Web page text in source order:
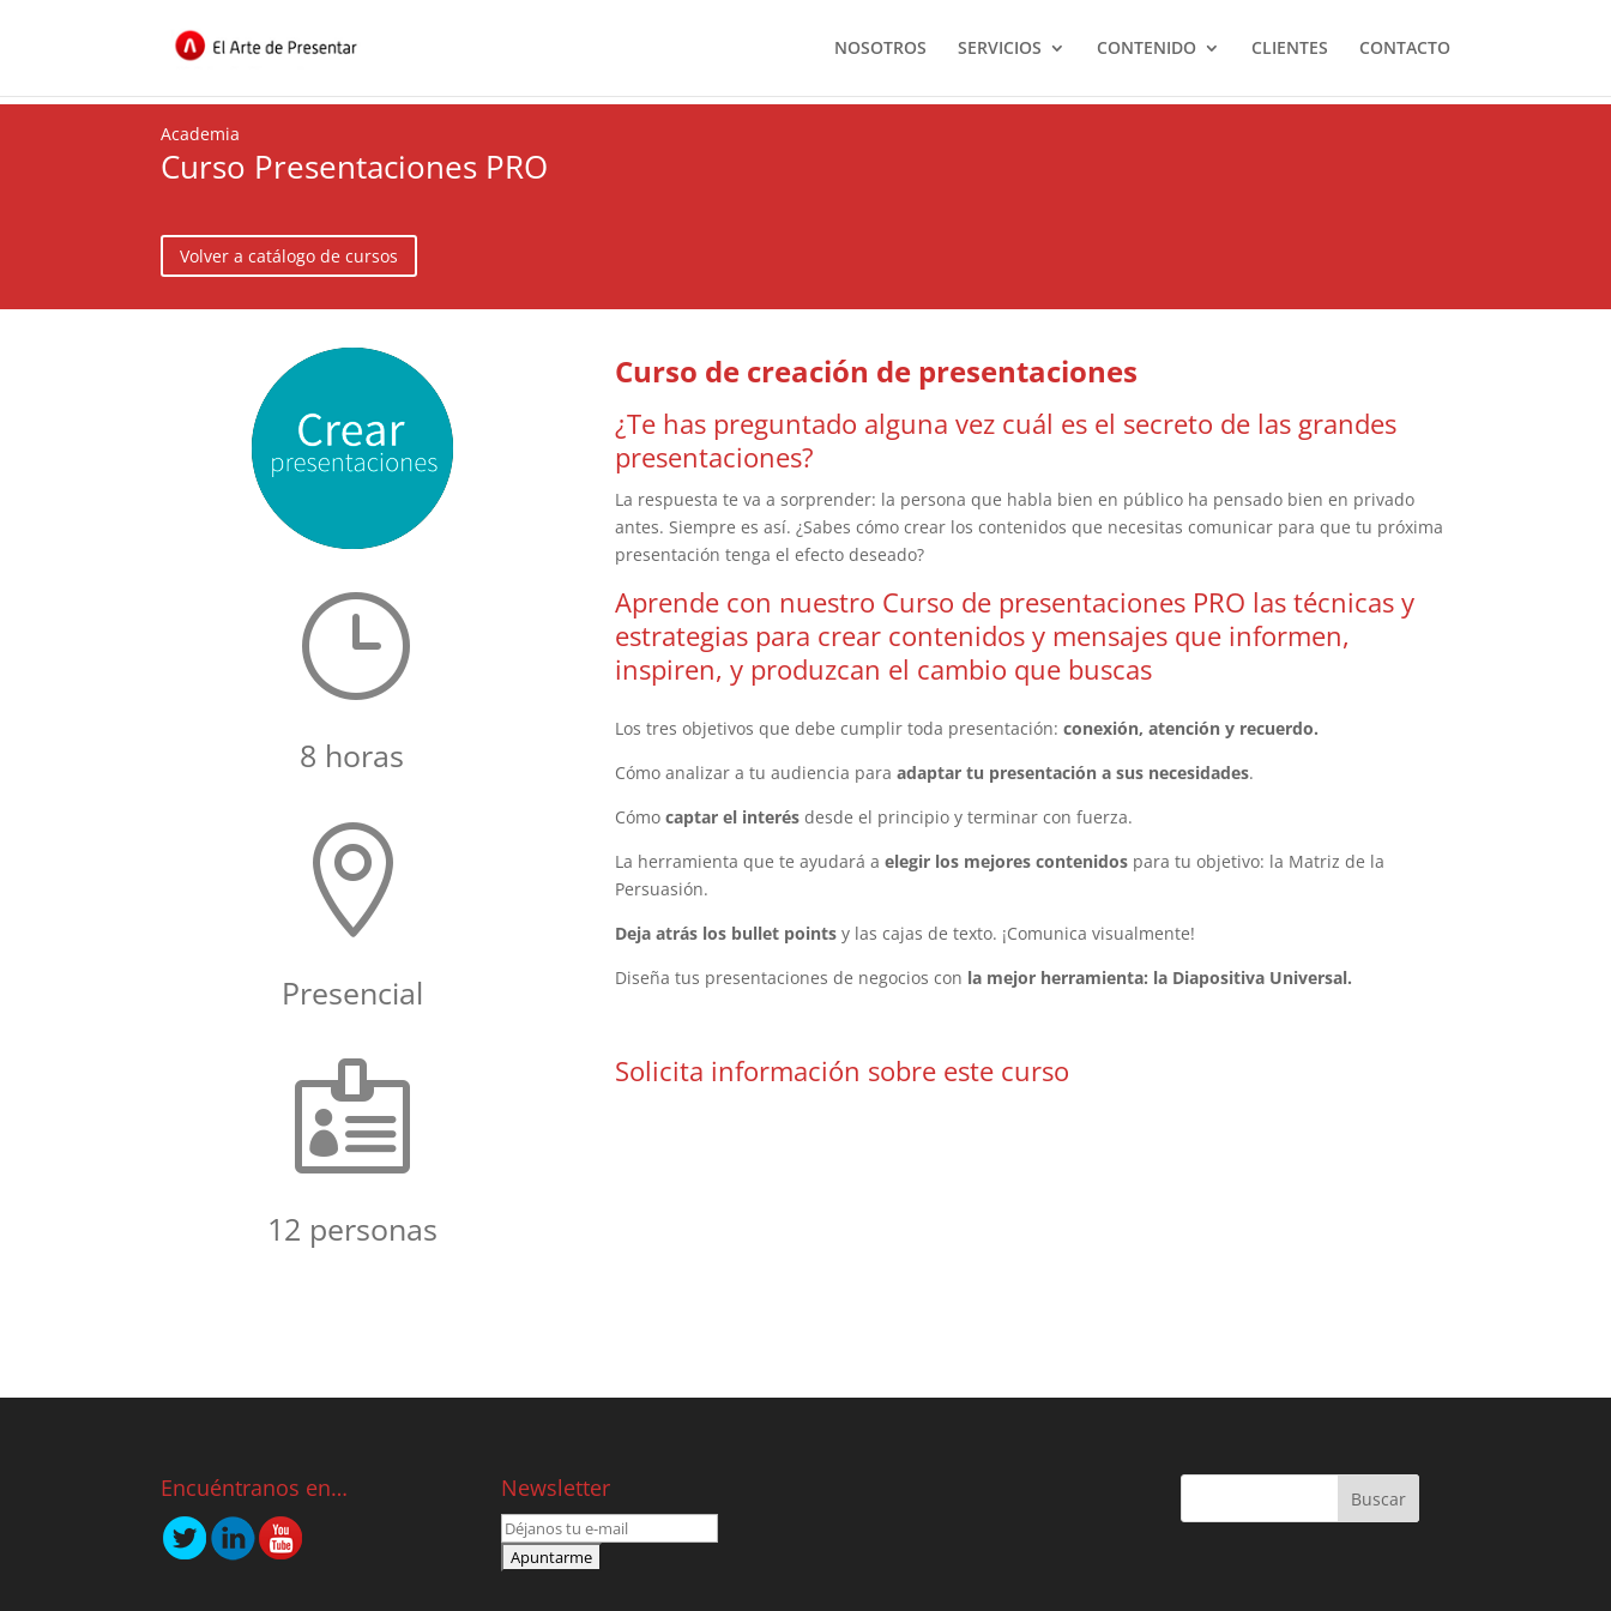
NOSOTROS SERVICIOS CONTENIDO CLIENTES CONTACTO
Academia
Curso Presentaciones PRO
Volver a catálogo de cursos
}
8 horas

Presencial

12 personas
Curso de creación de presentaciones
¿Te has preguntado alguna vez cuál es el secreto de las grandes
presentaciones?
La respuesta te va a sorprender: la persona que habla bien en público ha pensado bien en privado
antes. Siempre es así. ¿Sabes cómo crear los contenidos que necesitas comunicar para que tu próxima
presentación tenga el efecto deseado?
Aprende con nuestro Curso de presentaciones PRO las técnicas y
estrategias para crear contenidos y mensajes que informen,
inspiren, y produzcan el cambio que buscas
Los tres objetivos que debe cumplir toda presentación: conexión, atención y recuerdo.
Cómo analizar a tu audiencia para adaptar tu presentación a sus necesidades.
Cómocaptar el interésdesde el principio y terminar con fuerza.
La herramienta que te ayudará a elegir los mejores contenidospara tu objetivo: la Matriz de la
Persuasión.
Deja atrás los bullet pointsy las cajas de texto. ¡Comunica visualmente!
Diseña tus presentaciones de negocios con la mejor herramienta: la Diapositiva Universal.
Solicita información sobre este curso
Encuéntranos en… Newsletter